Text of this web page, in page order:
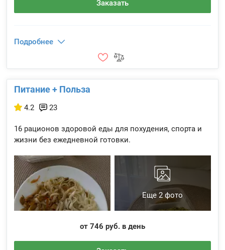
Заказать
Подробнее
Питание + Польза
4.2 23
16 рационов здоровой еды для похудения, спорта и
жизни без ежедневной готовки.
Еще 2 фото
от 746 руб. в день